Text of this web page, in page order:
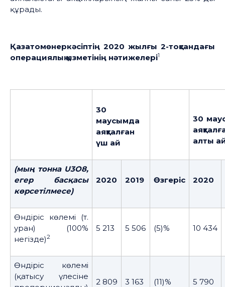
құрады.
Қазатомөнеркәсіптің 2020 жылғы 2-тоқсандағы
операциялыққызметінің нәтижелері1
30
маусымда
аяқталған
үш ай
30
алты
(мың тонна U3O8,
егер басқасы
көрсетілмесе)
2020 2019 Өзгеріс 2020
Өндіріс көлемі (т.
уран) (100%
негізде)2
5 213 5 506 (5)% 10 434
Өндіріс көлемі
(қатысу үлесіне
2 809 3 163 (11)% 5 790